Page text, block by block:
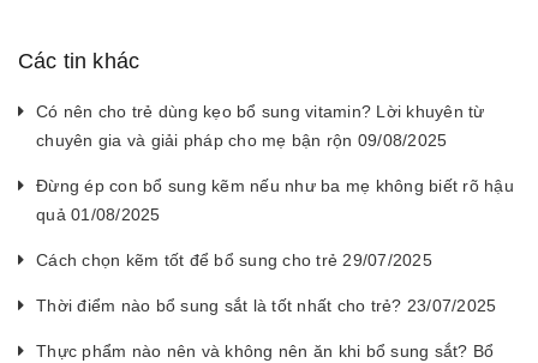
Các tin khác
Có nên cho trẻ dùng kẹo bổ sung vitamin? Lời khuyên từ
chuyên gia và giải pháp cho mẹ bận rộn 09/08/2025
Đừng ép con bổ sung kẽm nếu như ba mẹ không biết rõ hậu
quả 01/08/2025
Cách chọn kẽm tốt để bổ sung cho trẻ 29/07/2025
Thời điểm nào bổ sung sắt là tốt nhất cho trẻ? 23/07/2025
Thực phẩm nào nên và không nên ăn khi bổ sung sắt? Bổ